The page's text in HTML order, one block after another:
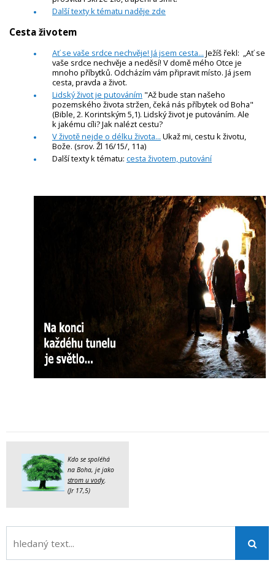
Další texty k tématu naděje zde
Cesta životem
Ať se vaše srdce nechvěje! Já jsem cesta... Ježíš řekl: „Ať se
vaše srdce nechvěje a neděsí! V domě mého Otce je
mnoho příbytků. Odcházím vám připravit místo. Já jsem
cesta, pravda a život.
Lidský život je putováním "Až bude stan našeho
pozemského života stržen, čeká nás příbytek od Boha"
(Bible, 2. Korintským 5,1). Lidský život je putováním. Ale
k jakému cíli? Jak nalézt cestu?
V životě nejde o délku života... Ukaž mi, cestu k životu,
Bože. (srov. Žl 16/15/, 11a)
Další texty k tématu: cesta životem, putování
Kdo se spoléhá
na Boha, je jako
strom u vody.
(Jr 17,5)